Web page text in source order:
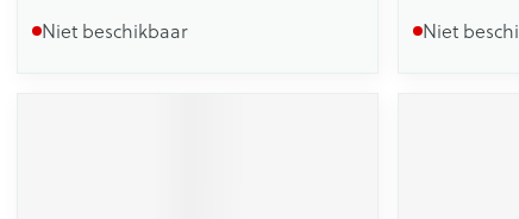
Niet beschikbaar Niet